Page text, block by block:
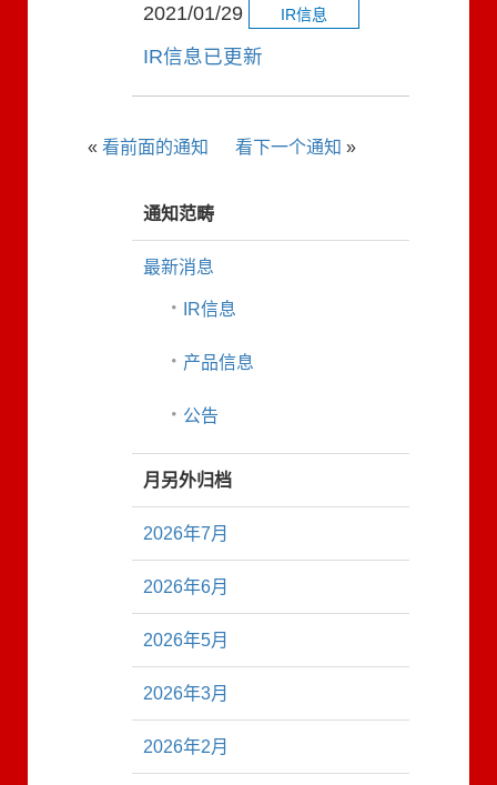
2021/01/29 IR信息
IR信息已更新
« 看前面的通知 看下一个通知 »
通知范畴
最新消息
IR信息
产品信息
公告
月另外归档
2026年7月
2026年6月
2026年5月
2026年3月
2026年2月